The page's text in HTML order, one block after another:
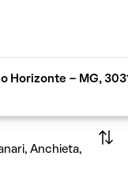
Horizonte - MG,
Anchieta,